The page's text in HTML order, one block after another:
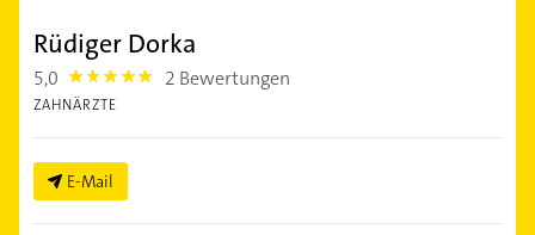
Rüdiger Dorka
5,0 5.0 2 Bewertungen
ZAHNÄRZTE
E-Mail